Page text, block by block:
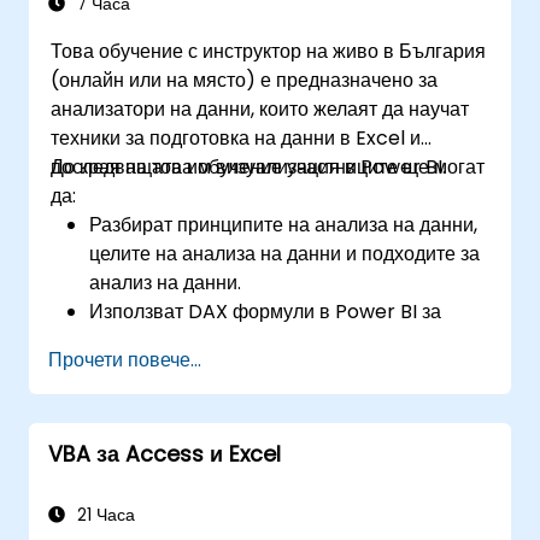
Това обучение с инструктор на живо в България
(онлайн или на място) е предназначено за
анализатори на данни, които желаят да научат
техники за подготовка на данни в Excel и
последващата им визуализация в Power BI.
До края на това обучение участниците ще могат
да:
Разбират принципите на анализа на данни,
целите на анализа на данни и подходите за
анализ на данни.
Използват DAX формули в Power BI за
Създават и използват визуализации и
диаграми за конкретни случаи на анализ.
Импортират с Power View, за да преминат
от базиран на Excel Power BI към
Прочети повече...
VBA за Access и Excel
21 Часа